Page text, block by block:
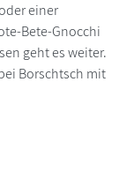
einer
Bete-Gnocchi
geht es weiter.
Borschtsch mit